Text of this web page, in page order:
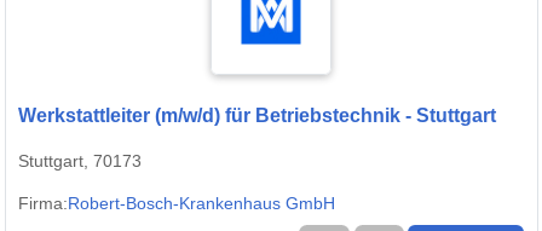
Werkstattleiter (m/w/d) für Betriebstechnik - Stuttgart
Stuttgart, 70173
Firma:Robert-Bosch-Krankenhaus GmbH